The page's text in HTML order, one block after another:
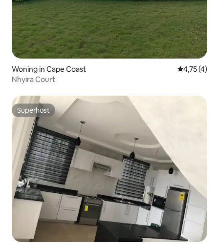
Woning in Cape Coast
4,75 (4)
Nhyira Court
Superhost
Superhost